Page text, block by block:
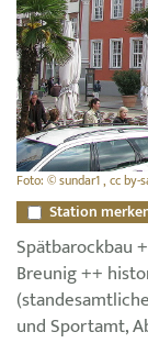
Foto: © sundar1 , cc by-
Station
Spätbarockbau
Breunig ++
und Sportamt,